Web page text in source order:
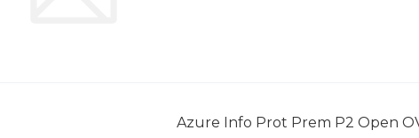
Azure Info Prot Prem P2 Open